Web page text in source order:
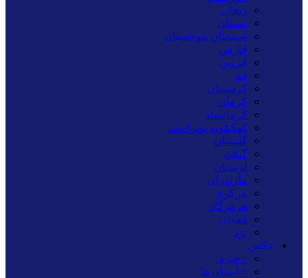
زنجان
سمنان
سیستان بلوچستان
فارس
قزوین
قم
کردستان
کرمان
کرمانشاه
کهکیلویه بویراحمد
گلستان
گیلان
لرستان
مازندران
مرکزی
هرمزگان
همدان
یزد
عکس
+خبری
+ استان ها